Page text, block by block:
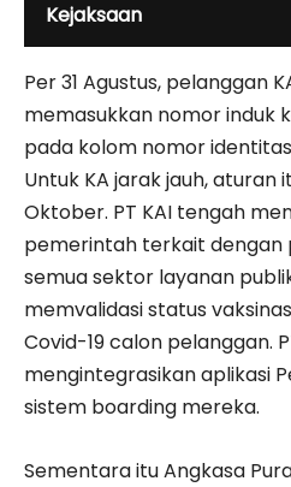
Kejaksaan
Per 31 Agustus, pelanggan
memasukkan nomor induk
pada kolom nomor
Untuk KA jarak jauh, aturan
Oktober. PT KAI tengah
pemerintah terkait dengan
semua sektor layanan
memvalidasi status
Covid-19 calon pelanggan.
mengintegrasikan aplikasi
sistem boarding mereka.
Sementara itu Angkasa